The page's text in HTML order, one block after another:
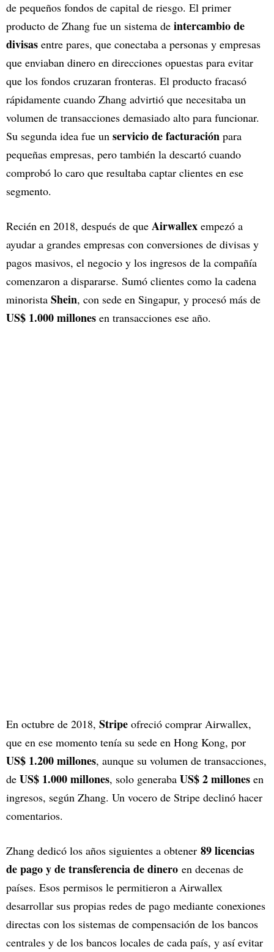
de pequeños fondos de capital de riesgo. El primer
producto de Zhang fue un sistema de intercambio de
divisas entre pares, que conectaba a personas y empresas
que enviaban dinero en direcciones opuestas para evitar
que los fondos cruzaran fronteras. El producto fracasó
rápidamente cuando Zhang advirtió que necesitaba un
volumen de transacciones demasiado alto para funcionar.
Su segunda idea fue un servicio de facturación para
pequeñas empresas, pero también la descartó cuando
comprobó lo caro que resultaba captar clientes en ese
segmento.
Recién en 2018, después de que Airwallex empezó a
ayudar a grandes empresas con conversiones de divisas y
pagos masivos, el negocio y los ingresos de la compañía
comenzaron a dispararse. Sumó clientes como la cadena
minorista Shein, con sede en Singapur, y procesó más de
US$ 1.000 millones en transacciones ese año.
En octubre de 2018, Stripe ofreció comprar Airwallex,
que en ese momento tenía su sede en Hong Kong, por
US$ 1.200 millones, aunque su volumen de transacciones,
de US$ 1.000 millones, solo generaba US$ 2 millones en
ingresos, según Zhang. Un vocero de Stripe declinó hacer
comentarios.
Zhang dedicó los años siguientes a obtener 89 licencias
de pago y de transferencia de dinero en decenas de
países. Esos permisos le permitieron a Airwallex
desarrollar sus propias redes de pago mediante conexiones
directas con los sistemas de compensación de los bancos
centrales y de los bancos locales de cada país, y así evitar